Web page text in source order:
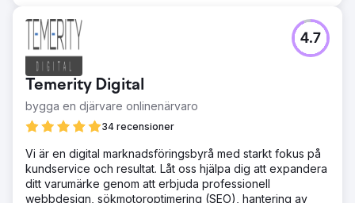
Temerity Digital
bygga en djärvare onlinenärvaro
34 recensioner
4.7
Vi är en digital marknadsföringsbyrå med starkt fokus på
kundservice och resultat. Låt oss hjälpa dig att expandera
ditt varumärke genom att erbjuda professionell
webbdesign, sökmotoroptimering (SEO), hantering av